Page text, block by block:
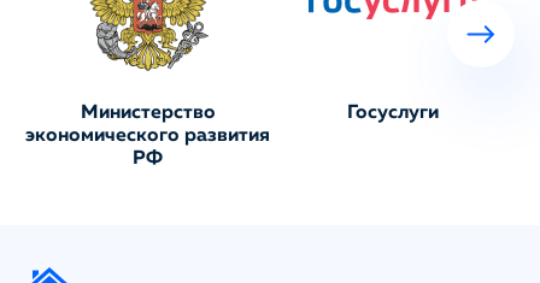
Министерство
экономического развития
РФ
Госуслуги